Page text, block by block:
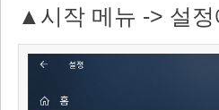
▲시작 메뉴 -> 설정